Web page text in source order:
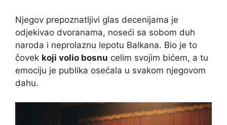
Njegov prepoznatljivi glas decenijama je
odjekivao dvoranama, noseći sa sobom duh
naroda i neprolaznu lepotu Balkana. Bio je to
čovek koji volio bosnu celim svojim bićem, a tu
emociju je publika osećala u svakom njegovom
dahu.